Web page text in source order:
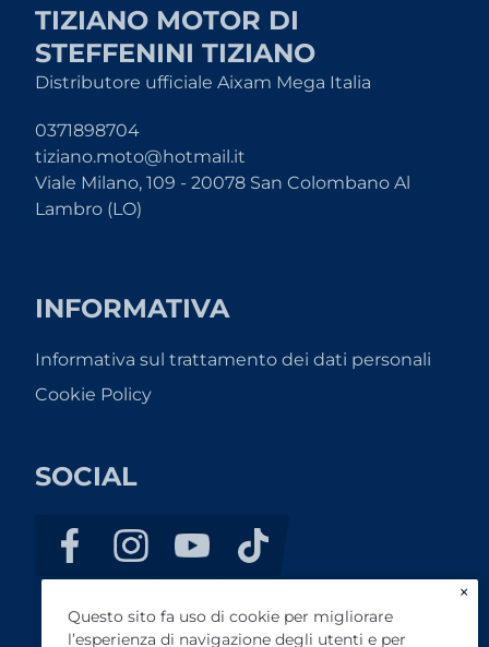
TIZIANO MOTOR DI
STEFFENINI TIZIANO
Distributore ufficiale Aixam Mega Italia
0371898704
tiziano.moto@hotmail.it
Viale Milano, 109 - 20078 San Colombano Al
Lambro (LO)
INFORMATIVA
Informativa sul trattamento dei dati personali
Cookie Policy
SOCIAL
×
Questo sito fa uso di cookie per migliorare
l’esperienza di navigazione degli utenti e per